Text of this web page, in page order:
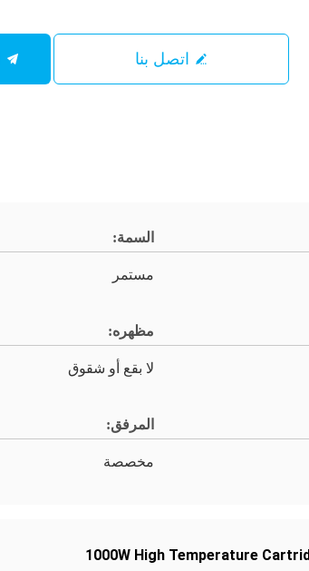
اتصل بنا
السمة:
مستمر
مظهره:
لا بقع أو شقوق
المرفق:
مخصصة
1000W High Temperature